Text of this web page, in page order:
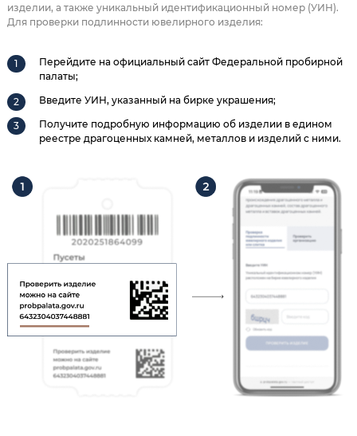
изделии, а также уникальный идентификационный номер (УИН).
Для проверки подлинности ювелирного изделия:
Перейдите на официальный сайт Федеральной пробирной
палаты;
Введите УИН, указанный на бирке украшения;
Получите подробную информацию об изделии в едином
реестре драгоценных камней, металлов и изделий с ними.